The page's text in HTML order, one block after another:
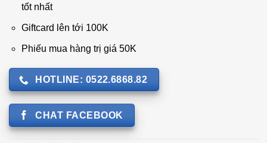
tốt nhất
Giftcard lên tới 100K
Phiếu mua hàng trị giá 50K
HOTLINE: 0522.6868.82
CHAT FACEBOOK